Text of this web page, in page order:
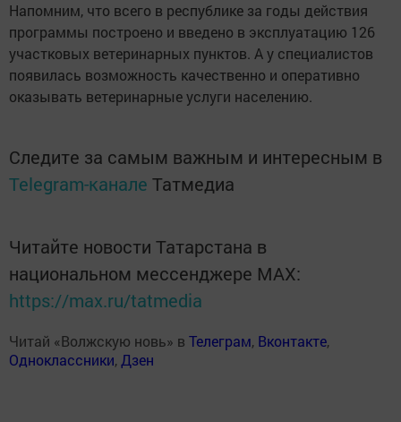
Напомним, что всего в республике за годы действия
программы построено и введено в эксплуатацию 126
участковых ветеринарных пунктов. А у специалистов
появилась возможность качественно и оперативно
оказывать ветеринарные услуги населению.
Следите за самым важным и интересным в
Telegram-канале Татмедиа
Читайте новости Татарстана в
национальном мессенджере MАХ:
https://max.ru/tatmedia
Читай «Волжскую новь» в Телеграм, Вконтакте,
Одноклассники,Дзен